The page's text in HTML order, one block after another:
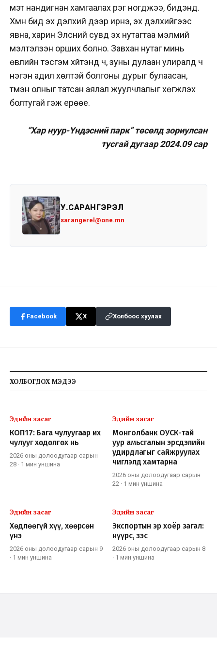
мэт нандигнан хамгаалах үүрэг ногджээ, бидэнд.
Хүмүүн бид эх дэлхий дээр ирнэ, эх дэлхийгээс
явна, харин Элсний сувд эх нутагтаа мэлмий
мэлтэлзэн орших болно. Завхан нутаг минь
өвлийн тэсгэм хүйтэнд ч, зуны дулаан улиралд ч
нэгэн адил хөлтэй болгоны дурыг булаасан,
түмэн олныг татсан аялал жуулчлалыг хөгжүүлэх
болтугай гэж ерөөе.
“Хар нуур-Үндэсний парк” төсөлд зориулсан
тусгай дугаар 2024.09 сар
У.САРАНГЭРЭЛ
sarangerel@one.mn
Facebook X Холбоос хуулах
ХОЛБОГДОХ МЭДЭЭ
Эдийн засаг
КОП17: Бага чулуугаар их
чулууг хөдөлгөх нь
2026 оны долоодугаар сарын
28 · 1 мин уншина
Эдийн засаг
Монголбанк ОУСК-тай
уур амьсгалын эрсдэлийн
удирдлагыг сайжруулах
чиглэлд хамтарна
2026 оны долоодугаар сарын
22 · 1 мин уншина
Эдийн засаг
Хөдлөөгүй хүү, хөөрсөн
үнэ
2026 оны долоодугаар сарын 9
· 1 мин уншина
Эдийн засаг
Экспортын эр хоёр загал:
нүүрс, зэс
2026 оны долоодугаар сарын 8
· 1 мин уншина